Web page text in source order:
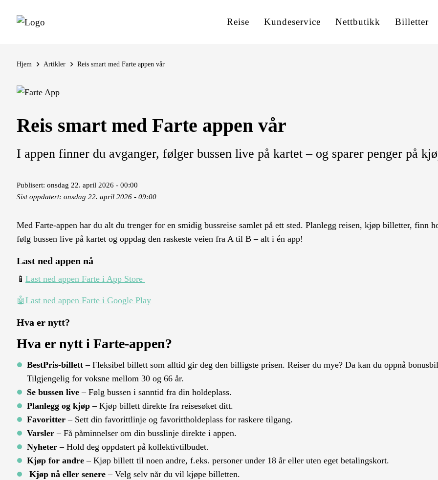
Reise Kundeservice Nettbutikk Billetter
Hjem Artikler Reis smart med Farte appen vår
Reis smart med Farte appen vår
I appen finner du avganger, følger bussen live på kartet – og sparer penger på
Publisert: onsdag 22. april 2026 - 00:00
Sist oppdatert: onsdag 22. april 2026 - 09:00
Med Farte-appen har du alt du trenger for en smidig bussreise samlet på ett sted. Planlegg reisen, kjøp billetter, finn
følg bussen live på kartet og oppdag den raskeste veien fra A til B – alt i én app!
Last ned appen nå
📱 Last ned appen Farte i App Store
🤖Last ned appen Farte i Google Play
Hva er nytt?
Hva er nytt i Farte-appen?
BestPris-billett– Fleksibel billett som alltid gir deg den billigste prisen. Reiser du mye? Da kan du oppnå
Tilgjengelig for voksne mellom 30 og 66 år.
Se bussen live– Følg bussen i sanntid fra din holdeplass.
Planlegg og kjøp– Kjøp billett direkte fra reisesøket ditt.
Favoritter– Sett din favorittlinje og favorittholdeplass for raskere tilgang.
Varsler– Få påminnelser om din busslinje direkte i appen.
Nyheter– Hold deg oppdatert på kollektivtilbudet.
Kjøp for andre– Kjøp billett til noen andre, f.eks. personer under 18 år eller uten eget betalingskort.
Kjøp nå eller senere– Velg selv når du vil kjøpe billetten.